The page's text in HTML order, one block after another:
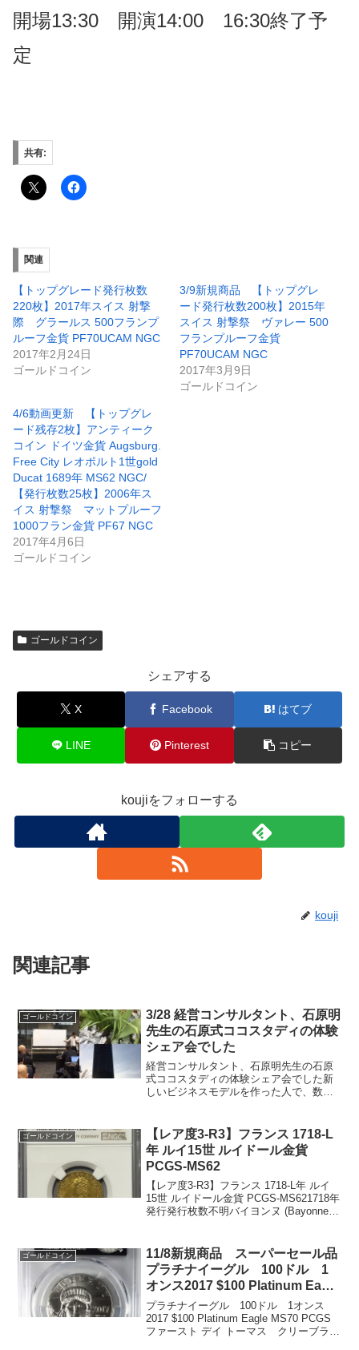
開場13:30 開演14:00 16:30終了予
定
共有:
関連
【トップグレード発行枚数
220枚】2017年スイス 射撃
際 グラールス 500フランプ
ルーフ金貨 PF70UCAM NGC
2017年2月24日
ゴールドコイン
3/9新規商品 【トップグレ
ード発行枚数200枚】2015年
スイス 射撃祭 ヴァレー 500
フランプルーフ金貨
PF70UCAM NGC
2017年3月9日
ゴールドコイン
4/6動画更新 【トップグレ
ード残存2枚】アンティーク
コイン ドイツ金貨 Augsburg.
Free City レオポルト1世gold
Ducat 1689年 MS62 NGC/
【発行枚数25枚】2006年ス
イス 射撃祭 マットプルーフ
1000フラン金貨 PF67 NGC
2017年4月6日
ゴールドコイン
ゴールドコイン
シェアする
X Facebook はてブ
LINE Pinterest コピー
koujiをフォローする
kouji
関連記事
ゴールドコイン
3/28 経営コンサルタント、石原明
先生の石原式ココスタディの体験
シェア会でした
経営コンサルタント、石原明先生の石原
式ココスタディの体験シェア会でした新
しいビジネスモデルを作った人で、数十
なるというお話しがありました懇親会も
盛り上がり楽しい一日でし...
ゴールドコイン
【レア度3-R3】フランス 1718-L
年 ルイ15世 ルイドール金貨
PCGS-MS62
【レア度3-R3】フランス 1718-L年 ルイ
15世 ルイドール金貨 PCGS-MS621718年
発行発行枚数不明バイヨンヌ (Bayonne)
ム直径：2...
ゴールドコイン
11/8新規商品 スーパーセール品
プラチナイーグル 100ドル 1
オンス2017 $100 Platinum Eagle
MS70 PCGSファースト デイ ト
ーマス クリーブランドサイン入
り
プラチナイーグル 100ドル 1オンス
2017 $100 Platinum Eagle MS70 PCGS
ファースト デイ トーマス クリーブラン